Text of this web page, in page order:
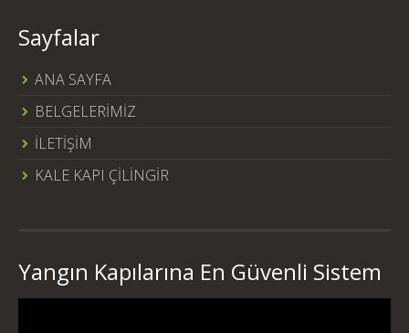
Sayfalar
ANA SAYFA
BELGELERİMİZ
İLETİŞİM
KALE KAPI ÇİLİNGİR
Yangın Kapılarına En Güvenli Sistem